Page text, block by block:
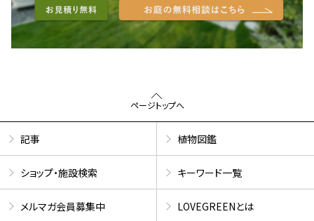
ページトップへ
記事 植物図鑑
ショップ・施設検索 キーワード一覧
メルマガ会員募集中 LOVEGREENとは